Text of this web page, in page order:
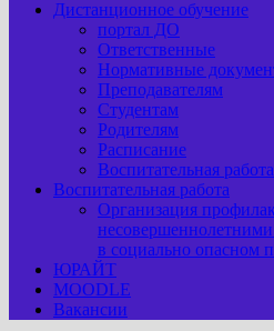
Дистанционное обучение
портал ДО
Ответственные
Нормативные
Преподавателям
Студентам
Родителям
Расписание
Воспитательная работа
Воспитательная работа
Организация
в социально опасном
ЮРАЙТ
MOODLE
Вакансии